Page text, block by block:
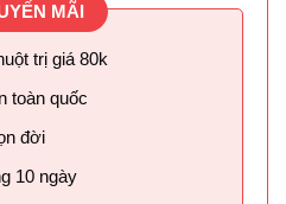
MÃI
trị giá 80k
toàn quốc
đời
10 ngày